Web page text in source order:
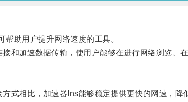
助用户提升网络速度的工具。
加速数据传输，使用户能够在进行网络浏览、在
相比，加速器Ins能够稳定提供更快的网速，降